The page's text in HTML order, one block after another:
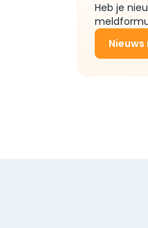
Heb je